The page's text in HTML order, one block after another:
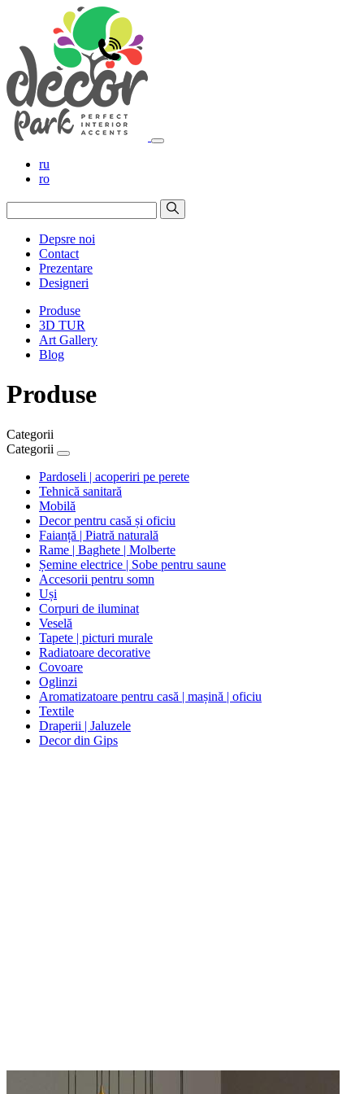
ru
ro
Depsre noi
Contact
Prezentare
Designeri
Produse
3D TUR
Art Gallery
Blog
Produse
Categorii
Categorii
Pardoseli | acoperiri pe perete
Tehnică sanitară
Mobilă
Decor pentru casă și oficiu
Faianță | Piatră naturală
Rame | Baghete | Molberte
Șemine electrice | Sobe pentru saune
Accesorii pentru somn
Uși
Corpuri de iluminat
Veselă
Tapete | picturi murale
Radiatoare decorative
Covoare
Oglinzi
Aromatizatoare pentru casă | mașină | oficiu
Textile
Draperii | Jaluzele
Decor din Gips